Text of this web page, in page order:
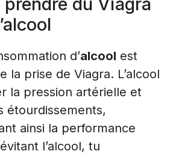
d’alcool est
la prise de Viagra. L’alcool
la pression artérielle et
étourdissements,
ainsi la performance
l’alcool, tu